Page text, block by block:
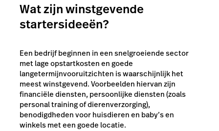
Wat zijn winstgevende
startersideeën?
Een bedrijf beginnen in een snelgroeiende sector
met lage opstartkosten en goede
langetermijnvooruitzichten is waarschijnlijk het
meest winstgevend. Voorbeelden hiervan zijn
financiële diensten, persoonlijke diensten (zoals
personal training of dierenverzorging),
benodigdheden voor huisdieren en baby’s en
winkels met een goede locatie.